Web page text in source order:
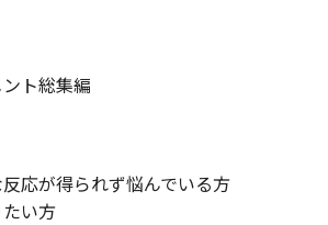
ト総集編
応が得られず悩んでいる方
い方